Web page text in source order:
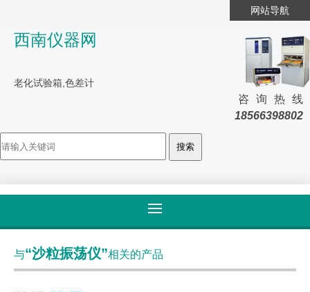
网站导航
西南仪器网
老化试验箱,色差计
咨询热线
18566398802
与“沙粒振荡仪”相关的产品